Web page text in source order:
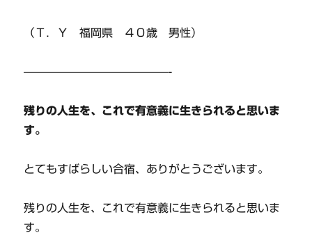
（Ｔ．Ｙ 福岡県 ４０歳 男性）
—————————————-
残りの人生を、これで有意義に生きられると思いま
す。
とてもすばらしい合宿、ありがとうございます。
残りの人生を、これで有意義に生きられると思いま
す。